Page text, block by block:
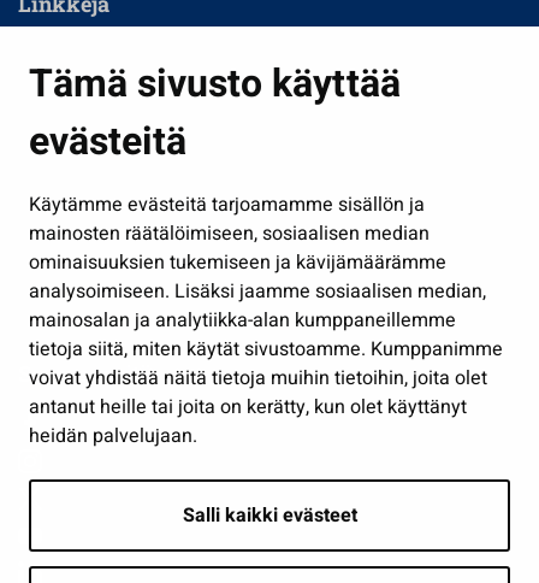
Tämä sivusto käyttää
evästeitä
Käytämme evästeitä tarjoamamme sisällön ja
mainosten räätälöimiseen, sosiaalisen median
ominaisuuksien tukemiseen ja kävijämäärämme
analysoimiseen. Lisäksi jaamme sosiaalisen median,
mainosalan ja analytiikka-alan kumppaneillemme
tietoja siitä, miten käytät sivustoamme. Kumppanimme
voivat yhdistää näitä tietoja muihin tietoihin, joita olet
antanut heille tai joita on kerätty, kun olet käyttänyt
heidän palvelujaan.
Salli kaikki evästeet
Kasvatus ja opetus
Kulttuuri ja liikunta
Työ ja yrittäminen
Osallistu ja asioi
Näytä omat evästeasetukseni
Seuraa meitä